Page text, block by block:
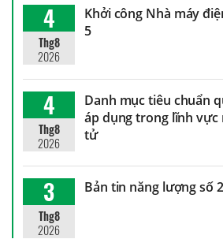
4
Thg8
2026
Khởi công Nhà máy
5
4
Thg8
2026
Danh mục tiêu chuẩn
áp dụng trong lĩnh vực
tử
3
Thg8
2026
Bản tin năng lượng số